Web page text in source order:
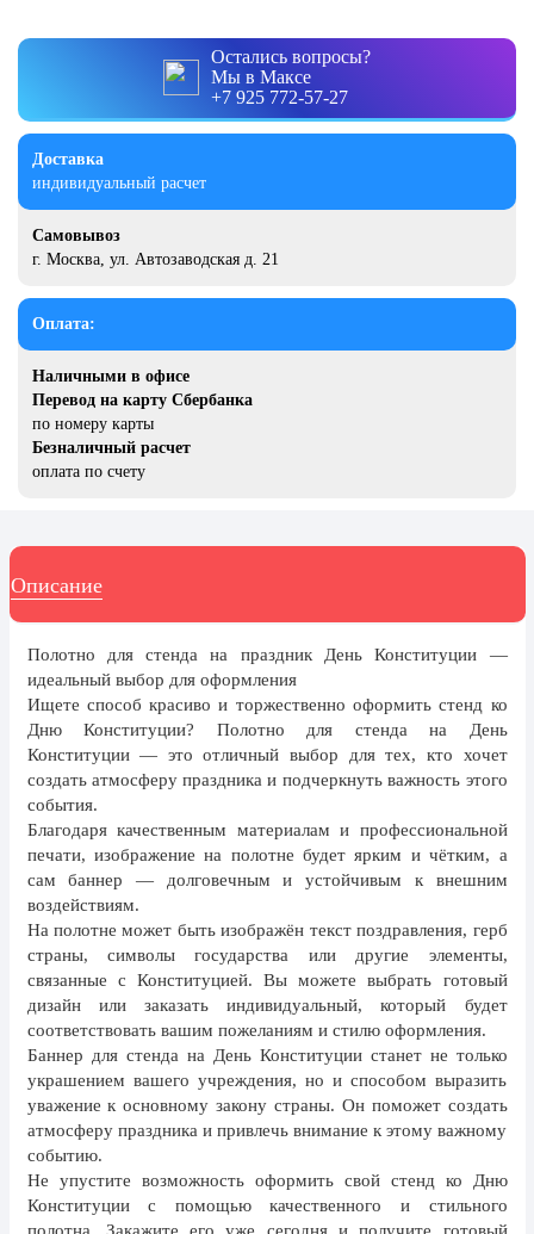
9 декабря, Международный день
борьбы с коррупцией
9 декабря, День Героев Отечества
12 декабря, День конституции РФ
20 декабря, День работника органов
Новогоднее оформление
19 января, Крещение Господне
25 января, Татьянин день
14 февраля, День Святого
23 февраля, День защитника
Отечества
1 марта, День Бабушек
8 марта, Международный женский
день
27 марта, День театра
1 апреля, День смеха
Апрель, Месячник по
благоустройству
День геолога (первое воскресенье
апреля)
Светлая Пасха
12 апреля, День космонавтики
18 апреля, Дни исторического и
1 мая, праздник Весны и Труда
6 мая, День герба и флага города
Москвы
9 мая, День Победы
Остались вопросы?
Мы в Максе
+7 925 772-57-27
Доставка
индивидуальный расчет
Самовывоз
г. Москва, ул. Автозаводская д. 21
Оплата:
Наличными в офисе
Перевод на карту Сбербанка
по номеру карты
Безналичный расчет
оплата по счету
Описание
Полотно для стенда на праздник День Конституции —
идеальный выбор для оформления
Ищете способ красиво и торжественно оформить стенд ко
Дню Конституции? Полотно для стенда на День
Конституции — это отличный выбор для тех, кто хочет
создать атмосферу праздника и подчеркнуть важность этого
события.
Благодаря качественным материалам и профессиональной
печати, изображение на полотне будет ярким и чётким, а
сам баннер — долговечным и устойчивым к внешним
воздействиям.
На полотне может быть изображён текст поздравления, герб
страны, символы государства или другие элементы,
связанные с Конституцией. Вы можете выбрать готовый
дизайн или заказать индивидуальный, который будет
соответствовать вашим пожеланиям и стилю оформления.
Баннер для стенда на День Конституции станет не только
украшением вашего учреждения, но и способом выразить
уважение к основному закону страны. Он поможет создать
атмосферу праздника и привлечь внимание к этому важному
событию.
Не упустите возможность оформить свой стенд ко Дню
Конституции с помощью качественного и стильного